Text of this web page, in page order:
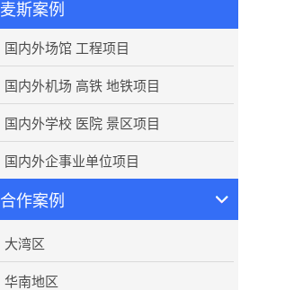
麦斯案例
国内外场馆 工程项目
国内外机场 高铁 地铁项目
国内外学校 医院 景区项目
国内外企事业单位项目
合作案例
大湾区
华南地区